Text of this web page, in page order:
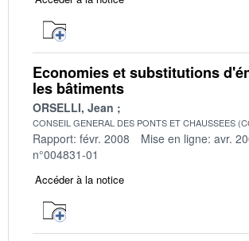
Economies et substitutions
les bâtiments
ORSELLI, Jean
CONSEIL GENERAL DES PONTS ET CHAUSSEES
Rapport: févr. 2008 Mise en ligne: avr.
n°004831-01
Accéder à la notice